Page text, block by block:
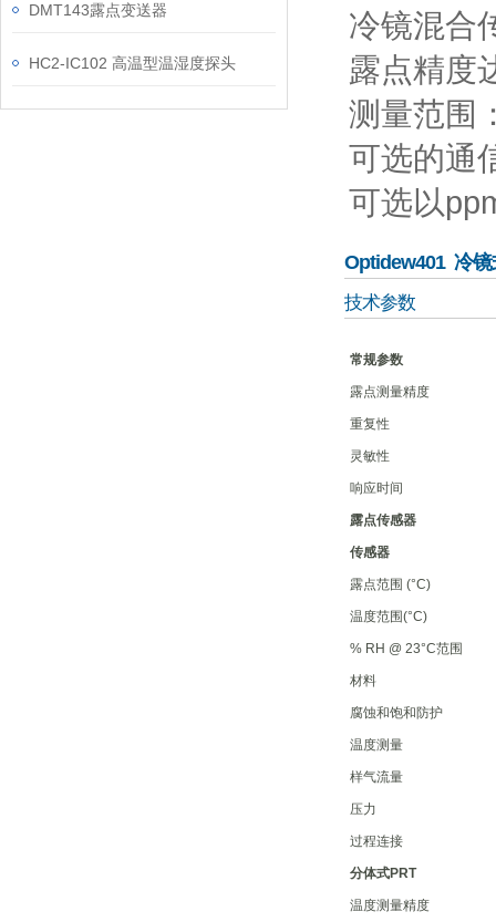
DMT143露点变送器
HC2-IC102 高温型温湿度探头
冷镜混合
露点精度
测量范围
可选的通
可选以
Optidew401 冷镜
技术参数
常规参数
露点测量精度
重复性
灵敏性
响应时间
露点传感器
传感器
露点范围 (°C)
温度范围(°C)
% RH @ 23°C范围
材料
腐蚀和饱和防护
温度测量
样气流量
压力
过程连接
分体式PRT
温度测量精度